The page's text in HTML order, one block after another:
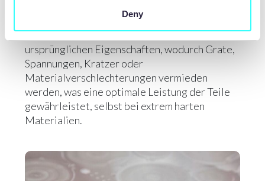
Deny
Integrität des Materials erhalten. Dadurch
behält jedes gefertigte Bauteil seine
ursprünglichen Eigenschaften, wodurch Grate,
Spannungen, Kratzer oder
Materialverschlechterungen vermieden
werden, was eine optimale Leistung der Teile
gewährleistet, selbst bei extrem harten
Materialien.